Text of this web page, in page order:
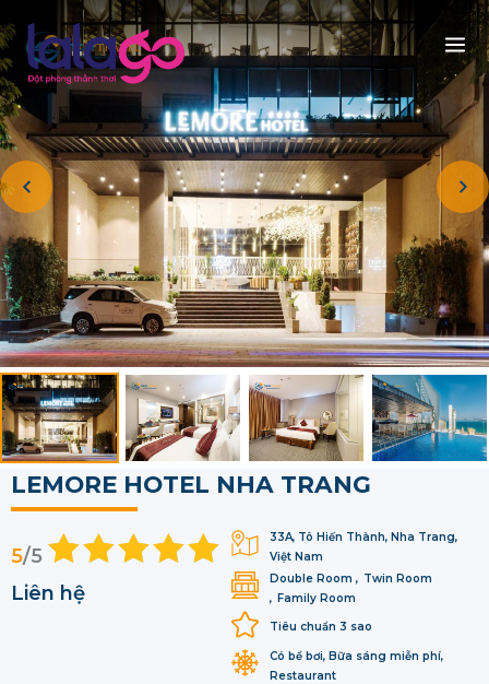
LEMORE HOTEL NHA TRANG
33A, Tô Hiến Thành, Nha Trang,
Việt Nam
Double Room
Twin Room
Family Room
Tiêu chuẩn 3 sao
Có bể bơi, Bữa sáng miễn phí,
Restaurant
5/5
Liên hệ